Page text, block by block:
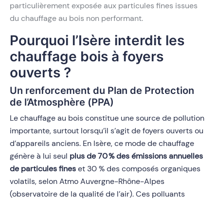
particulièrement exposée aux particules fines issues
du chauffage au bois non performant.
Pourquoi l’Isère interdit les
chauffage bois à foyers
ouverts ?
Un renforcement du Plan de Protection
de l’Atmosphère (PPA)
Le chauffage au bois constitue une source de pollution
importante, surtout lorsqu’il s’agit de foyers ouverts ou
d’appareils anciens. En Isère, ce mode de chauffage
génère à lui seul plus de 70 % des émissions annuelles
de particules fineset 30 % des composés organiques
volatils, selon Atmo Auvergne-Rhône-Alpes
(observatoire de la qualité de l’air). Ces polluants